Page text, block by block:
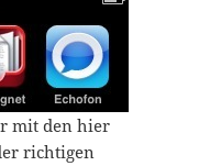
mit den hier
richtigen